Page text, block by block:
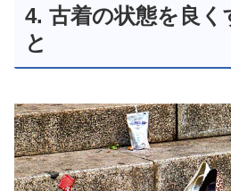
4. 古着の状態を良く
と